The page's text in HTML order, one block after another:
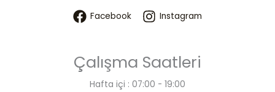
Facebook Instagram
Çalışma Saatleri
Hafta içi : 07:00 - 19:00